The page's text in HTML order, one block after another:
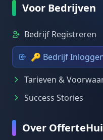
Voor Bedrijven
Bedrijf Registreren
🔑 Bedrijf
Tarieven &
Success Stories
Over